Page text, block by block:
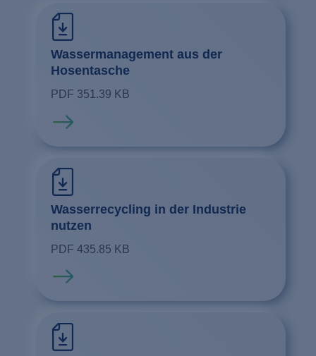
Wassermanagement aus der
Hosentasche
PDF 351.39 KB
Mehr erfahren
Wasserrecycling in der Industrie
nutzen
PDF 435.85 KB
Mehr erfahren